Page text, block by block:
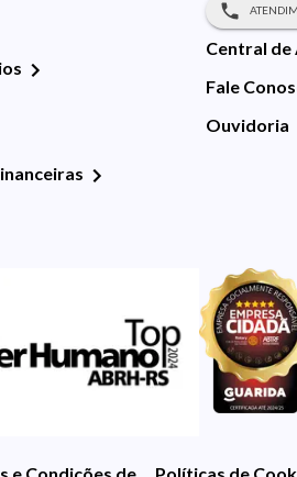
Central de
Fale
Ouvidoria
e Condições de UsoPolíticas de